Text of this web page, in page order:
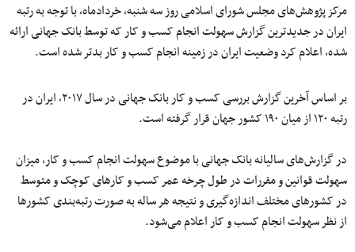
مرکز پژوهش‌های مجلس شورای اسلامی روزسهشنبه، خردادماه، با توجه به رتبه
ایران در جدیدترین گزارش سهولت انجامکسبوکارکه توسط بانک جهانیارائه
شده،اعلام کرد وضعیت ایراندرزمینهانجامکسبوکاربدتر شده است.
بر اساس آخرین گزارش بررسیکسبوکاربانکجهانی در سال۲۰۱۷، ایران در
رتبه۱۲۰از میان۱۹۰کشور جهانقرارگرفتهاست.
در گزارش‌های سالیانه بانک جهانی با موضوع سهولت انجامکسبوکار، میزان
سهولت قوانین و مقررات در طول چرخه عمرکسبوکارهایکوچک و متوسط
در کشورهای مختلف اندازه‌گیری و نتیجههرسالهبهصورترتبه‌بندی کشورها
ازنظرسهولت انجامکسبوکاراعلام می‌شود.